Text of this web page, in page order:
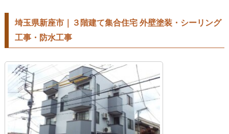
埼玉県新座市｜３階建て集合住宅 外壁塗装・シーリング
工事・防水工事